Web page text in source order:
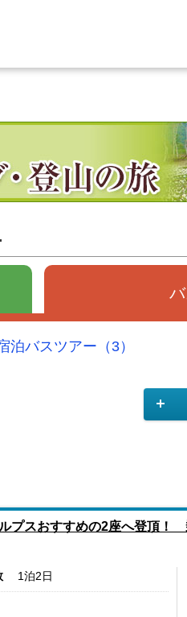
泊バスツアー（3）
プスおすすめの2座へ登頂
1泊2日